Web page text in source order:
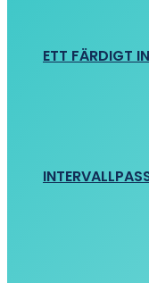
ETT FÄRDIGT